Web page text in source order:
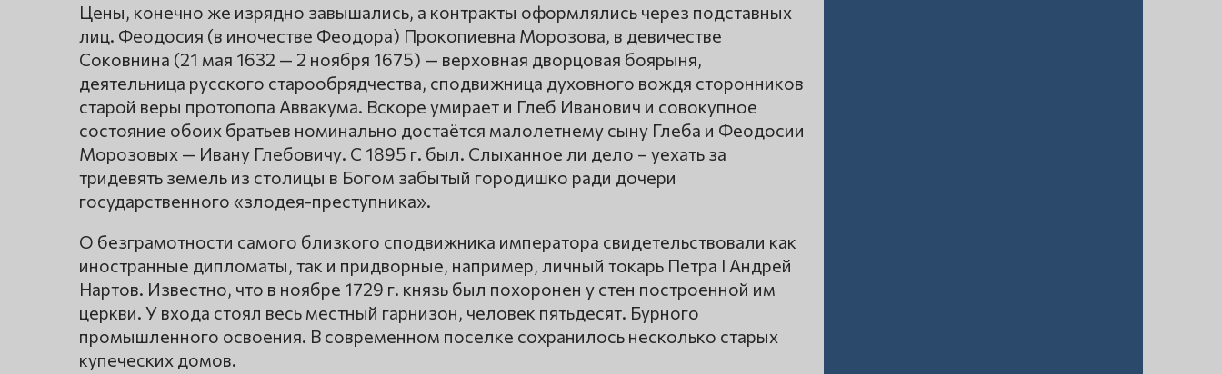
Цены, конечно же изрядно завышались, а контракты оформлялись через подставных
лиц. Феодосия (в иночестве Феодора) Прокопиевна Морозова, в девичестве
Соковнина (21 мая 1632 — 2 ноября 1675) — верховная дворцовая боярыня,
деятельница русского старообрядчества, сподвижница духовного вождя сторонников
старой веры протопопа Аввакума. Вскоре умирает и Глеб Иванович и совокупное
состояние обоих братьев номинально достаётся малолетнему сыну Глеба и Феодосии
Морозовых — Ивану Глебовичу. С 1895 г. был. Слыханное ли дело – уехать за
тридевять земель из столицы в Богом забытый городишко ради дочери
государственного «злодея-преступника».
О безграмотности самого близкого сподвижника императора свидетельствовали как
иностранные дипломаты, так и придворные, например, личный токарь Петра I Андрей
Нартов. Известно, что в ноябре 1729 г. князь был похоронен у стен построенной им
церкви. У входа стоял весь местный гарнизон, человек пятьдесят. Бурного
промышленного освоения. В современном поселке сохранилось несколько старых
купеческих домов.